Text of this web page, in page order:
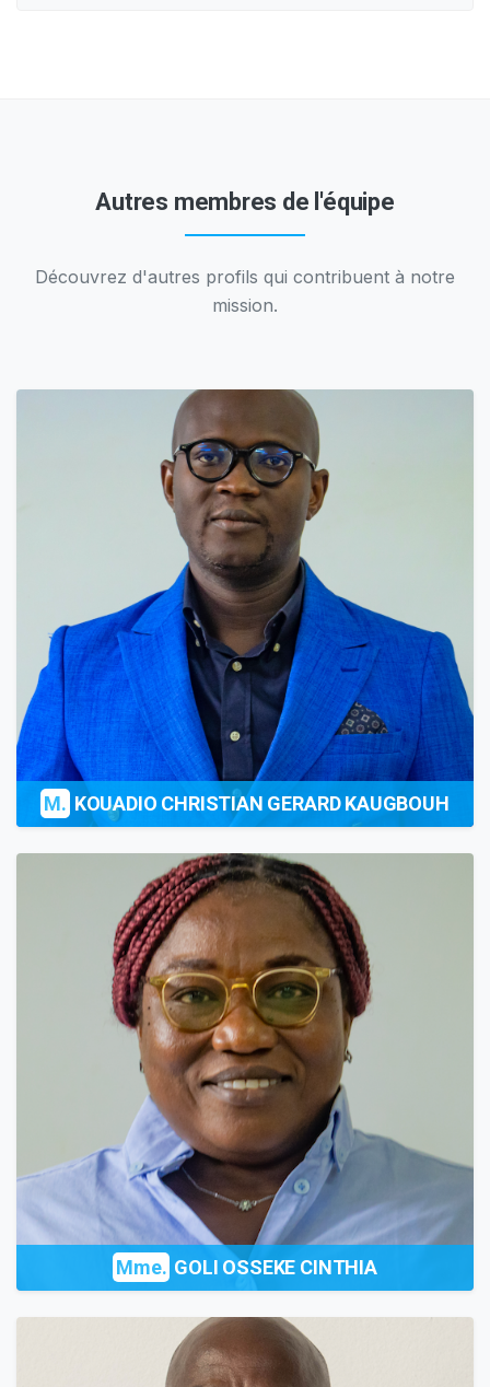
Autres membres de l'équipe
Découvrez d'autres profils qui contribuent à notre
mission.
M. KOUADIO CHRISTIAN GERARD KAUGBOUH
Mme. GOLI OSSEKE CINTHIA